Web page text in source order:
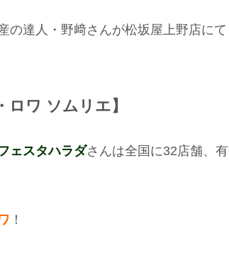
の達人・野﨑さんが松坂屋上野店にて
ワ ソムリエ】
ェスタハラダさんは全国に32店舗、有
！